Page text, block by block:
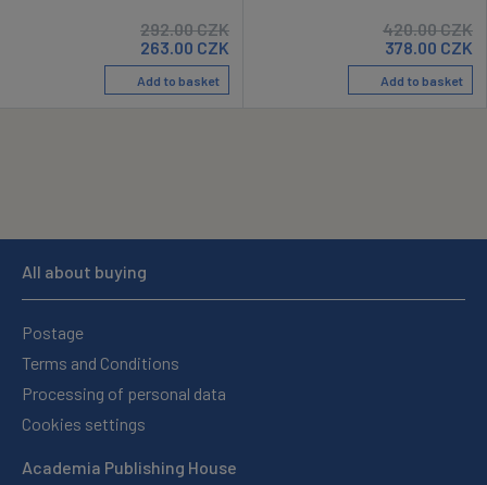
292.00CZK
263.00 CZK
Add to basket
420.00CZK
378.00 CZK
Add to basket
All about buying
Postage
Terms and Conditions
Processing of personal data
Cookies settings
Academia Publishing House